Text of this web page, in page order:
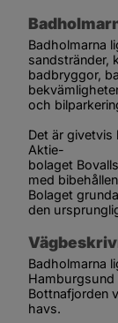
Badholmarna
sandstränder,
badbryggor,
och
Det är givetvis
Aktie-
bolaget
med
Bolaget
den
Badholmarna
Hamburgsund
Bottnafjorden
havs.